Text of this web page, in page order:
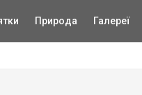
Природа Галереї